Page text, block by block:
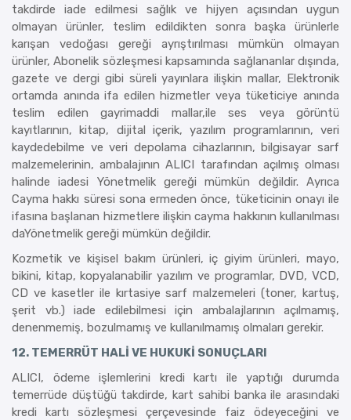
takdirde iade edilmesi sağlık ve hijyen açısından uygun
olmayan ürünler, teslim edildikten sonra başka ürünlerle
karışan vedoğası gereği ayrıştırılması mümkün olmayan
ürünler, Abonelik sözleşmesi kapsamında sağlananlar dışında,
gazete ve dergi gibi süreli yayınlara ilişkin mallar, Elektronik
ortamda anında ifa edilen hizmetler veya tüketiciye anında
teslim edilen gayrimaddi mallar,ile ses veya görüntü
kayıtlarının, kitap, dijital içerik, yazılım programlarının, veri
kaydedebilme ve veri depolama cihazlarının, bilgisayar sarf
malzemelerinin, ambalajının ALICI tarafından açılmış olması
halinde iadesi Yönetmelik gereği mümkün değildir. Ayrıca
Cayma hakkı süresi sona ermeden önce, tüketicinin onayı ile
ifasına başlanan hizmetlere ilişkin cayma hakkının kullanılması
daYönetmelik gereği mümkün değildir.
Kozmetik ve kişisel bakım ürünleri, iç giyim ürünleri, mayo,
bikini, kitap, kopyalanabilir yazılım ve programlar, DVD, VCD,
CD ve kasetler ile kırtasiye sarf malzemeleri (toner, kartuş,
şerit vb.) iade edilebilmesi için ambalajlarının açılmamış,
denenmemiş, bozulmamış ve kullanılmamış olmaları gerekir.
12. TEMERRÜT HALİ VE HUKUKİ SONUÇLARI
ALICI, ödeme işlemlerini kredi kartı ile yaptığı durumda
temerrüde düştüğü takdirde, kart sahibi banka ile arasındaki
kredi kartı sözleşmesi çerçevesinde faiz ödeyeceğini ve